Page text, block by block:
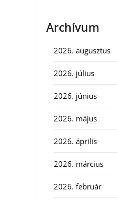
Archívum
2026. augusztus
2026. július
2026. június
2026. május
2026. április
2026. március
2026. február